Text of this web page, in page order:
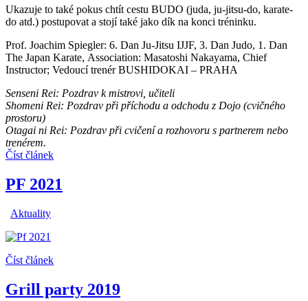
Ukazuje to také pokus chtít cestu BUDO (juda, ju-jitsu-do, karate-
do atd.) postupovat a stojí také jako dík na konci tréninku.
Prof. Joachim Spiegler: 6. Dan Ju-Jitsu IJJF, 3. Dan Judo, 1. Dan
The Japan Karate, Association: Masatoshi Nakayama, Chief
Instructor; Vedoucí trenér BUSHIDOKAI – PRAHA
Senseni Rei: Pozdrav k mistrovi, učiteli
Shomeni Rei: Pozdrav při příchodu a odchodu z Dojo (cvičného
prostoru)
Otagai ni Rei: Pozdrav při cvičení a rozhovoru s partnerem nebo
trenérem.
Číst článek
PF 2021
Aktuality
Číst článek
Grill party 2019